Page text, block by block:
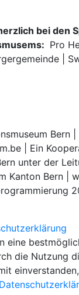
bei den
Pro
|
Bern |
| Ein
unter der
Kanton Bern |
eine
die Nutzung